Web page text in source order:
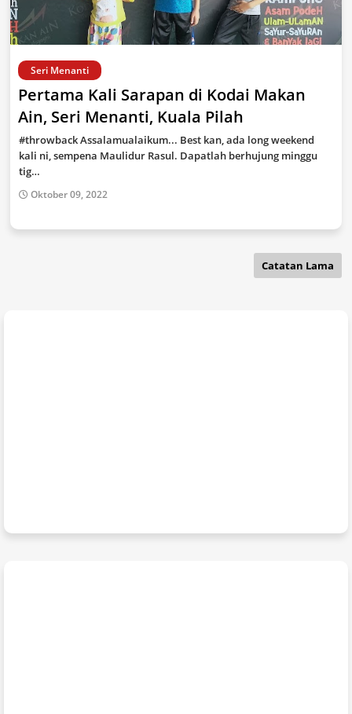
Seri Menanti
Pertama Kali Sarapan di Kodai Makan
Ain, Seri Menanti, Kuala Pilah
#throwback Assalamualaikum... Best kan, ada long weekend
kali ni, sempena Maulidur Rasul. Dapatlah berhujung minggu
tig…
Oktober 09, 2022
Catatan Lama